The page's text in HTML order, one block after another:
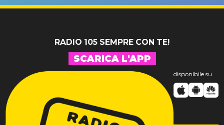
RADIO 105 SEMPRE CON TE!
SCARICA L'APP
disponibile su